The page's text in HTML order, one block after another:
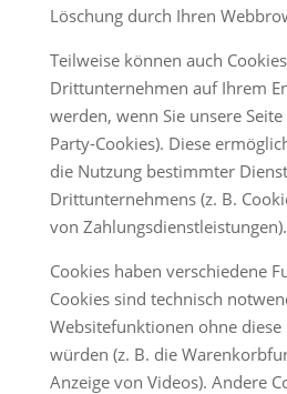
Löschung durch Ihren
Teilweise können auch
Drittunternehmen auf Ihrem
werden, wenn Sie unsere
Party-Cookies). Diese
die Nutzung bestimmter
Drittunternehmens (z. B.
von Zahlungsdienstleistungen).
Cookies haben verschiedene
Cookies sind technisch
Websitefunktionen ohne
würden (z. B. die
Anzeige von Videos). Andere